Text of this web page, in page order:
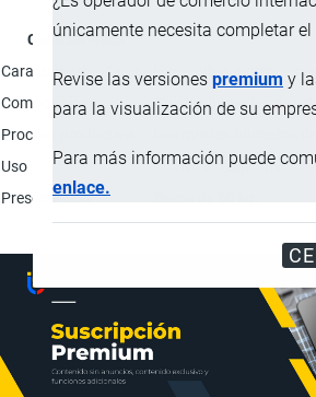
únicamente necesita completar
Revise las versiones premium y
para la visualización de su
Para más información puede
enlace.
Característica
Características físicas
Huevecillos morrones
Composición
Quistes húmedos de
Proceso productivo
Uso
Aditivo biológicamente
Presentación